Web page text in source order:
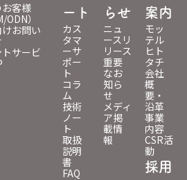
客様
ODN）
お問い
サービ
ート
カス
タマ
ーサ
ポー
ト
コラ
ム
技術
ノー
ト
取扱
説明
書
FAQ
らせ
ニュ
ースリ
リース
重要
なお
知ら
せ
メディ
ア掲
載情
報
案内
モッ
テル
ヒト
タチ
会社
概
要・
沿革
事業
内容
CSR活
動
採用